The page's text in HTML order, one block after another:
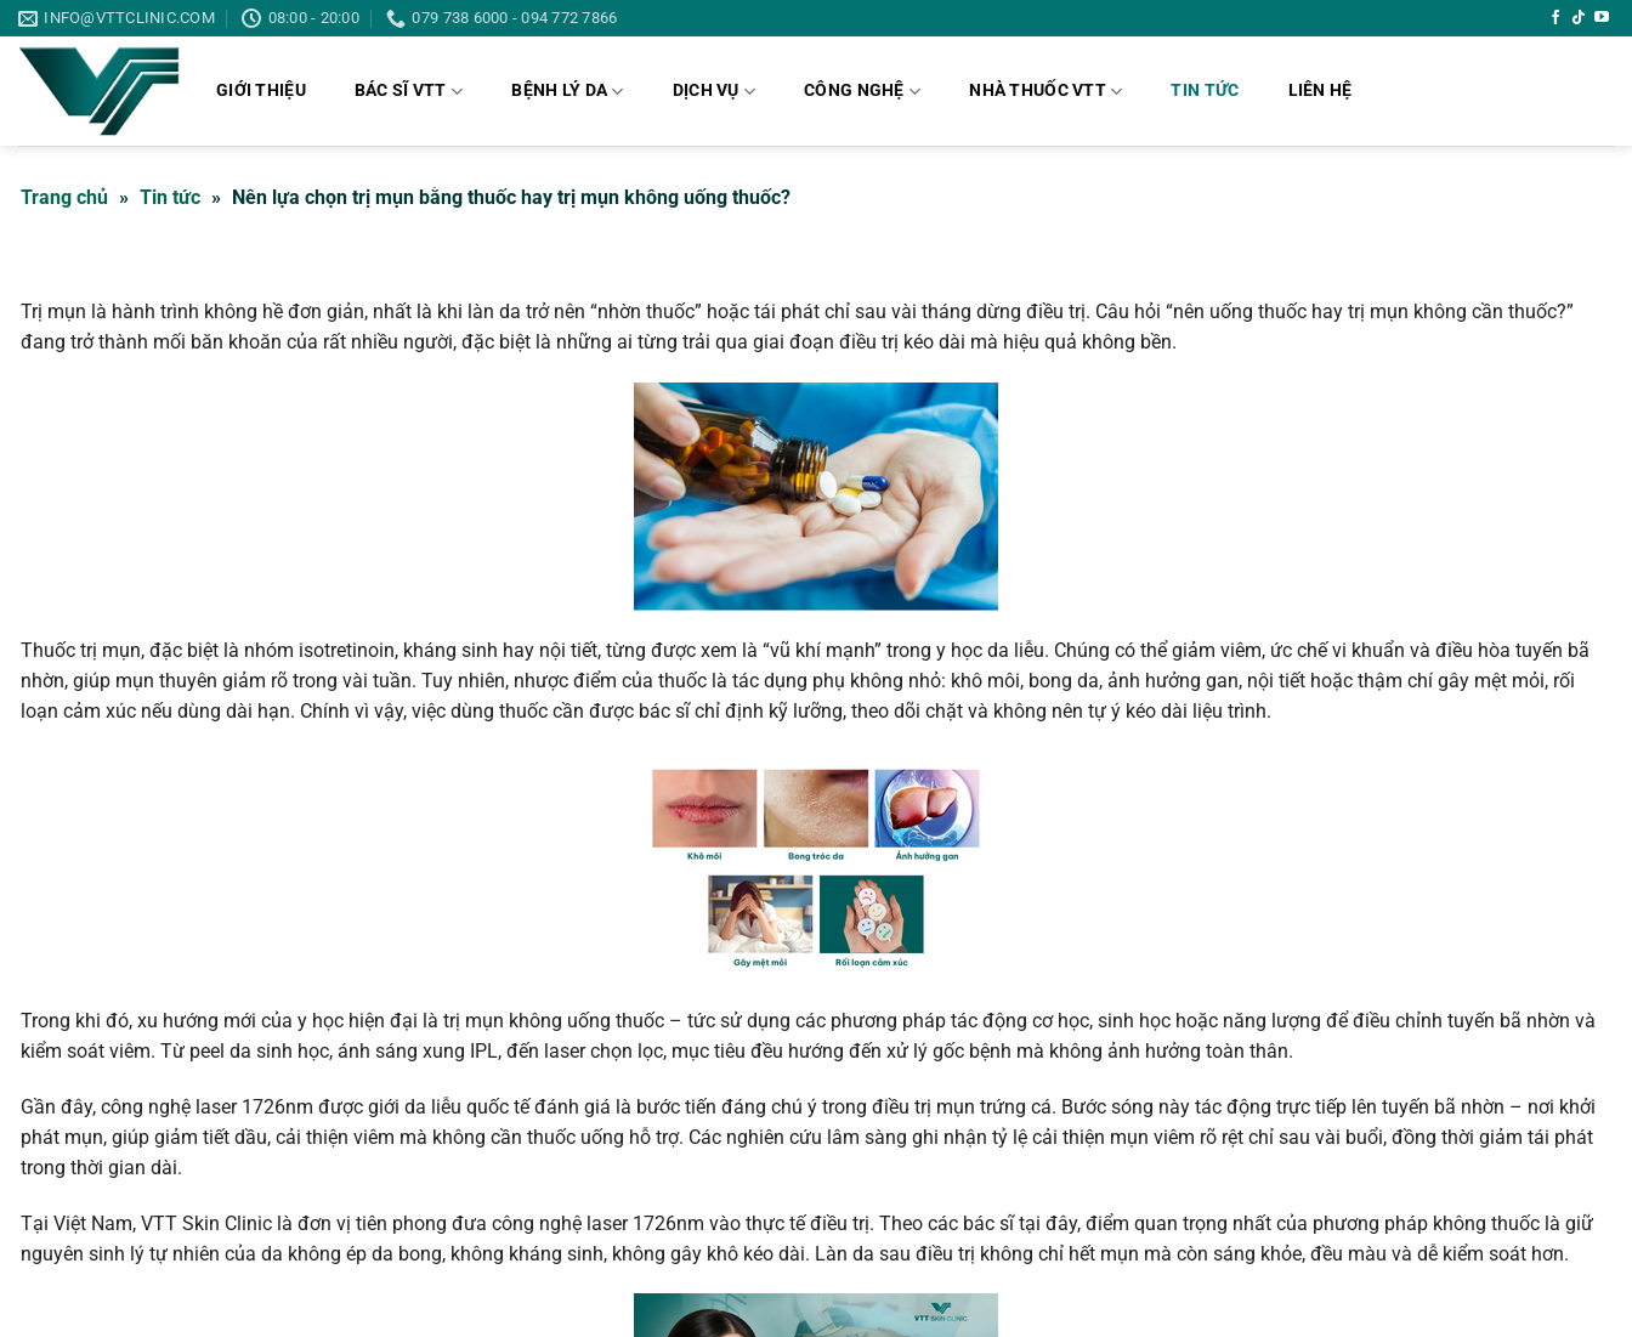
Bỏ
qua
INFO@VTTCLINIC.COM 08:00 - 20:00 079 738 6000 - 094 772 7866
GIỚI THIỆU BÁC SĨ VTT BỆNH LÝ DA DỊCH VỤ CÔNG NGHỆ NHÀ THUỐC VTT TIN TỨC LIÊN HỆ
Trang chủ » Tin tức » Nên lựa chọn trị mụn bằng thuốc hay trị mụn không uống thuốc?
Trị mụn là hành trình không hề đơn giản, nhất là khi làn da trở nên “nhờn thuốc” hoặc tái phát chỉ sau vài tháng dừng điều trị. Câu hỏi “nên uống thuốc hay trị mụn không cần thuốc?”
đang trở thành mối băn khoăn của rất nhiều người, đặc biệt là những ai từng trải qua giai đoạn điều trị kéo dài mà hiệu quả không bền.
Thuốc trị mụn, đặc biệt là nhóm isotretinoin, kháng sinh hay nội tiết, từng được xem là “vũ khí mạnh” trong y học da liễu. Chúng có thể giảm viêm, ức chế vi khuẩn và điều hòa tuyến bã
nhờn, giúp mụn thuyên giảm rõ trong vài tuần. Tuy nhiên, nhược điểm của thuốc là tác dụng phụ không nhỏ: khô môi, bong da, ảnh hưởng gan, nội tiết hoặc thậm chí gây mệt mỏi, rối
loạn cảm xúc nếu dùng dài hạn. Chính vì vậy, việc dùng thuốc cần được bác sĩ chỉ định kỹ lưỡng, theo dõi chặt và không nên tự ý kéo dài liệu trình.
Trong khi đó, xu hướng mới của y học hiện đại là trị mụn không uống thuốc – tức sử dụng các phương pháp tác động cơ học, sinh học hoặc năng lượng để điều chỉnh tuyến bã nhờn và
kiểm soát viêm. Từ peel da sinh học, ánh sáng xung IPL, đến laser chọn lọc, mục tiêu đều hướng đến xử lý gốc bệnh mà không ảnh hưởng toàn thân.
Gần đây, công nghệ laser 1726nm được giới da liễu quốc tế đánh giá là bước tiến đáng chú ý trong điều trị mụn trứng cá. Bước sóng này tác động trực tiếp lên tuyến bã nhờn – nơi khởi
phát mụn, giúp giảm tiết dầu, cải thiện viêm mà không cần thuốc uống hỗ trợ. Các nghiên cứu lâm sàng ghi nhận tỷ lệ cải thiện mụn viêm rõ rệt chỉ sau vài buổi, đồng thời giảm tái phát
trong thời gian dài.
Tại Việt Nam, VTT Skin Clinic là đơn vị tiên phong đưa công nghệ laser 1726nm vào thực tế điều trị. Theo các bác sĩ tại đây, điểm quan trọng nhất của phương pháp không thuốc là giữ
nguyên sinh lý tự nhiên của da không ép da bong, không kháng sinh, không gây khô kéo dài. Làn da sau điều trị không chỉ hết mụn mà còn sáng khỏe, đều màu và dễ kiểm soát hơn.